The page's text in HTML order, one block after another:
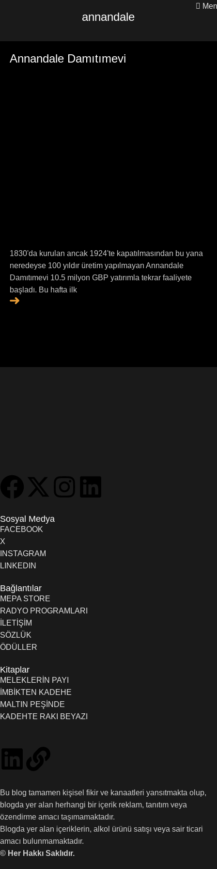
annandale
Annandale Damıtımevi
1830'da kurulan ancak 1924'te kapatılmasından bu yana
neredeyse 100 yıldır üretim yapılmayan Annandale
Damıtımevi 10.5 milyon GBP yatırımla tekrar faaliyete
başladı. Bu hafta ilk
Sosyal Medya
FACEBOOK
X
INSTAGRAM
LINKEDIN
Bağlantılar
MEPA STORE
RADYO PROGRAMLARI
İLETİŞİM
SÖZLÜK
ÖDÜLLER
Kitaplar
MELEKLERİN PAYI
İMBİKTEN KADEHE
MALTIN PEŞİNDE
KADEHTE RAKI BEYAZI
Bu blog tamamen kişisel fikir ve kanaatleri yansıtmakta olup,
blogda yer alan herhangi bir içerik reklam, tanıtım veya
özendirme amacı taşımamaktadır.
Blogda yer alan içeriklerin, alkol ürünü satışı veya sair ticari
amacı bulunmamaktadır.
© Her Hakkı Saklıdır.